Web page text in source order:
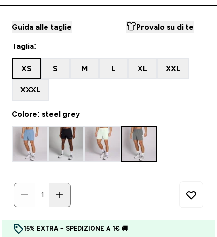
Guida alle taglie Provalo su di te
Taglia:
XS S M L XL XXL
XXXL
Colore: steel grey
15% EXTRA + SPEDIZIONE A 1€ 🚚